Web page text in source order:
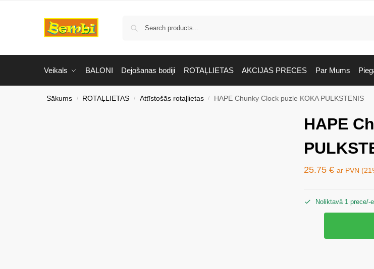
Veikals BALONI Dejošanas bodiji ROTAĻLIETAS AKCIJAS PRECES Par Mums
Sākums / ROTAĻLIETAS / Attīstošās rotaļlietas / HAPE Chunky Clock puzle KOKA PULKSTENIS
HAPE
25.75 € ar PVN
Noliktavā 1 prece/-